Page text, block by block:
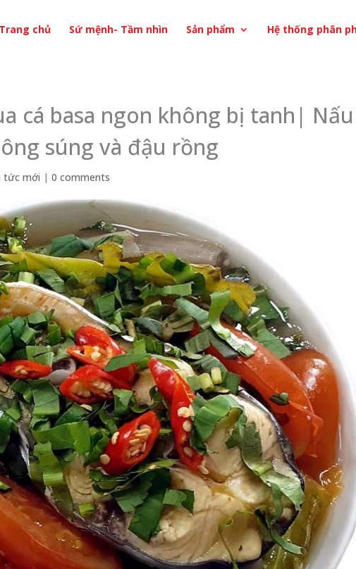
Trang chủ Sứ mệnh- Tầm nhìn Sản phẩm Hệ thống phân
cá basa ngon không bị tanh| Nấu
súng và đậu rồng
tức mới |0 comments